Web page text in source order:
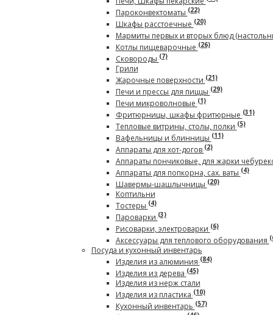
Пароконвектоматы(22)
Шкафы расстоечные(20)
Мармиты первых и вторых блюд
Котлы пищеварочные(26)
Сковороды(7)
Грили
Жарочные поверхности(21)
Печи и прессы для пиццы(29)
Печи микроволновые(1)
Фритюрницы, шкафы фритюрные(31)
Тепловые витрины, столы, полки(5)
Вафельницы и блинницы(11)
Аппараты для хот-догов(2)
Аппараты пончиковые, для жарки
Аппараты для попкорна, сах. ваты(4)
Шавермы-шашлычницы(20)
Коптильни
Тостеры(4)
Пароварки(3)
Рисоварки, электроварки(6)
Аксессуары для теплового оборудования
Посуда и кухонный инвентарь
Изделия из алюминия(84)
Изделия из дерева(45)
Изделия из нерж стали
Изделия из пластика(10)
Кухонный инвентарь(57)